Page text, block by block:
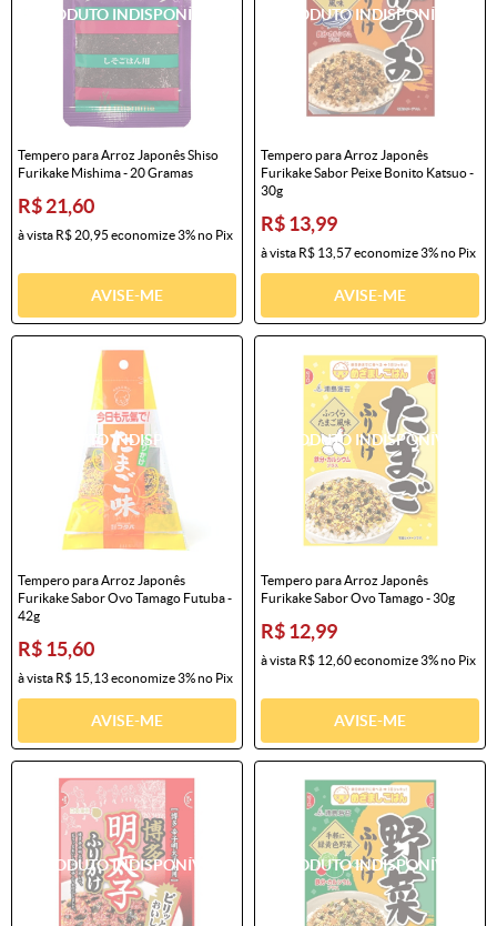
Tempero para Arroz Japonês Shiso
Furikake Mishima - 20 Gramas
R$ 21,60
à vista R$ 20,95 economize3%no Pix
AVISE-ME
Tempero para Arroz Japonês
Furikake Sabor Peixe Bonito Katsuo -
30g
R$ 13,99
à vista R$ 13,57economize3%no Pix
AVISE-ME
Tempero para Arroz Japonês
Furikake Sabor Ovo Tamago Futuba -
42g
R$ 15,60
à vista R$ 15,13economize3%no Pix
AVISE-ME
Tempero para Arroz Japonês
Furikake Sabor Ovo Tamago - 30g
R$ 12,99
à vista R$ 12,60economize3%no Pix
AVISE-ME